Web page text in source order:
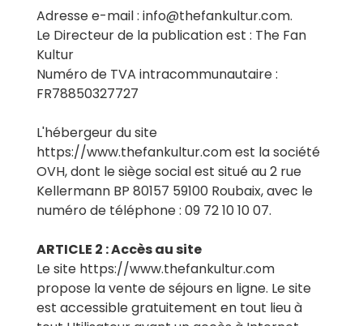
Adresse e-mail : info@thefankultur.com.
Le Directeur de la publication est : The Fan
Kultur
Numéro de TVA intracommunautaire :
FR78850327727
L'hébergeur du site
https://www.thefankultur.com est la société
OVH, dont le siège social est situé au 2 rue
Kellermann BP 80157 59100 Roubaix, avec le
numéro de téléphone : 09 72 10 10 07.
ARTICLE 2 : Accès au site
Le site https://www.thefankultur.com
propose la vente de séjours en ligne. Le site
est accessible gratuitement en tout lieu à